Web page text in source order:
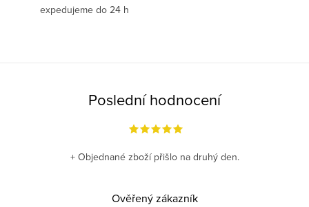
expedujeme do 24 h
Poslední hodnocení
+ Objednané zboží přišlo na druhý den.
Ověřený zákazník